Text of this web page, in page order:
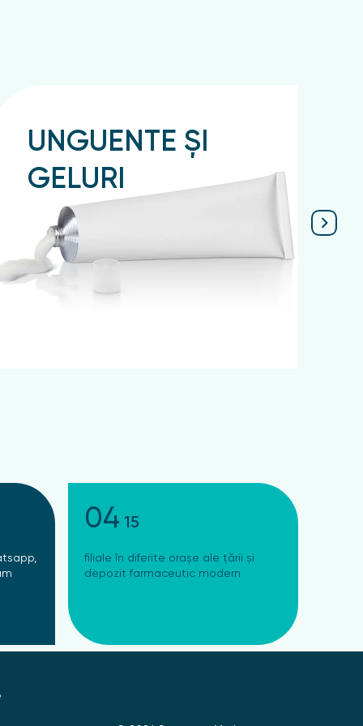
UNGUENTE ȘI
GELURI
Подробнее
04 15
filiale în diferite orașe ale țării și
depozit farmaceutic modern